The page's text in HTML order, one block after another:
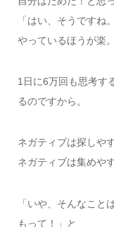
「はい、そうですね
やっているほうが楽。
1日に6万回も思考す
るのですから。
ネガティブは探しや
ネガティブは集めや
「いや、そんなこと
もって！」と